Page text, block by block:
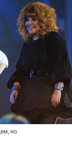
но